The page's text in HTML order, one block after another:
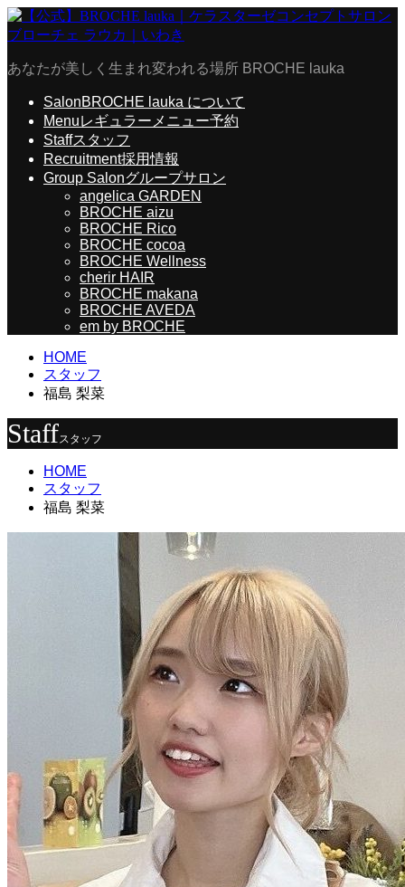
あなたが美しく生まれ変われる場所 BROCHE lauka
SalonBROCHE lauka について
Menuレギュラーメニュー予約
Staffスタッフ
Recruitment採用情報
Group Salonグループサロン
angelica GARDEN
BROCHE aizu
BROCHE Rico
BROCHE cocoa
BROCHE Wellness
cherir HAIR
BROCHE makana
BROCHE AVEDA
em by BROCHE
HOME
スタッフ
福島 梨菜
Staffスタッフ
HOME
スタッフ
福島 梨菜